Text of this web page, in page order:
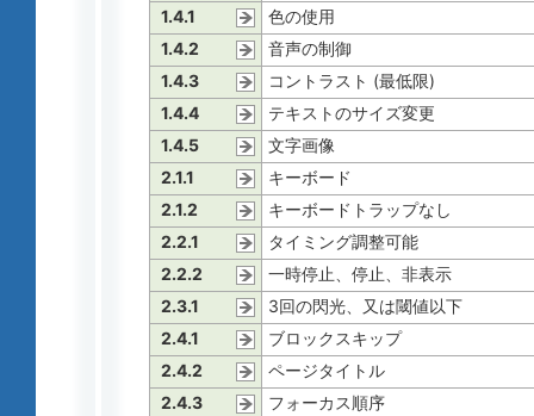
1.4.1
色の使用
1.4.2
音声の制御
1.4.3
コントラスト (最低限)
1.4.4
テキストのサイズ変更
1.4.5
文字画像
2.1.1
キーボード
2.1.2
キーボードトラップなし
2.2.1
タイミング調整可能
2.2.2
一時停止、停止、非表示
2.3.1
3回の閃光、又は閾値以下
2.4.1
ブロックスキップ
2.4.2
ページタイトル
2.4.3
フォーカス順序